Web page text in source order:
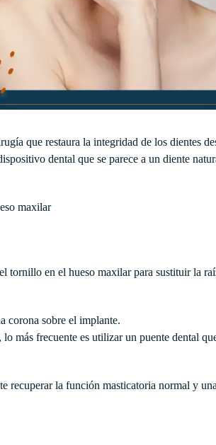
que restaura la integridad de los dientes
dental que se parece a un diente
maxilar
tornillo en el hueso maxilar para sustituir la
corona sobre el implante.
más frecuente es utilizar un puente dental
recuperar la función masticatoria normal y